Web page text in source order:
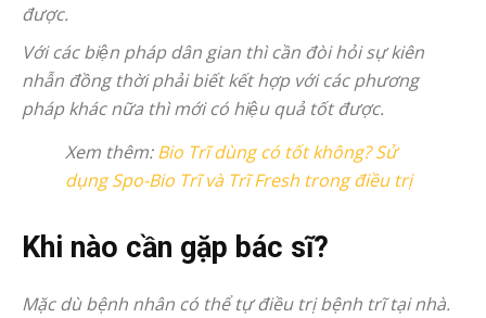
được.
Với các biện pháp dân gian thì cần đòi hỏi sự kiên
nhẫn đồng thời phải biết kết hợp với các phương
pháp khác nữa thì mới có hiệu quả tốt được.
Xem thêm:Bio Trĩ dùng có tốt không? Sử
dụng Spo-Bio Trĩ và Trĩ Fresh trong điều trị
Khi nào cần gặp bác sĩ?
Mặc dù bệnh nhân có thể tự điều trị bệnh trĩ tại nhà.